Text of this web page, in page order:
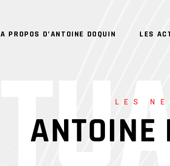
A PROPOS D’ANTOINE DOQUIN LES
LES
ANTOINE